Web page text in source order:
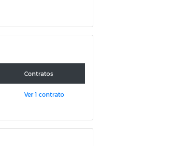
Contratos
Ver 1 contrato